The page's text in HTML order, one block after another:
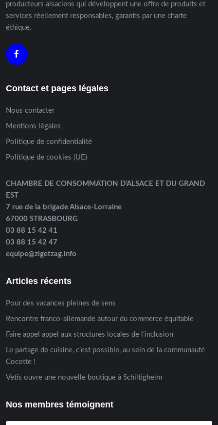
producteurs alsaciens qui développent une offre de produits et
services réellement responsables, garantis par une charte
éthique.
Contact et pages légales
Nous contacter
Mentions légales
Politique de confidentialité
Politique de cookies (UE)
CHAMBRE DE CONSOMMATION D’ALSACE ET DU GRAND
EST
7 rue de la brigade Alsace-Lorraine
67000 STRASBOURG
03 88 15 42 41
03 88 15 42 47
equipe@zigetzag.info
Articles récents
Pour des vacances pleines de sens
Rencontre franco-allemande autour du commerce équitable
Faire appel appel aux structures locales de l’inclusion
Le partage de cuisine, c’est possible, au sein de la communauté
Cocotte !
Vetis ouvre une nouvelle boutique à Schiltigheim
Nos membres témoignent